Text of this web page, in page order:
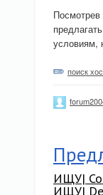
условиям,
поиск
ИЩУ|
ИЩУ|